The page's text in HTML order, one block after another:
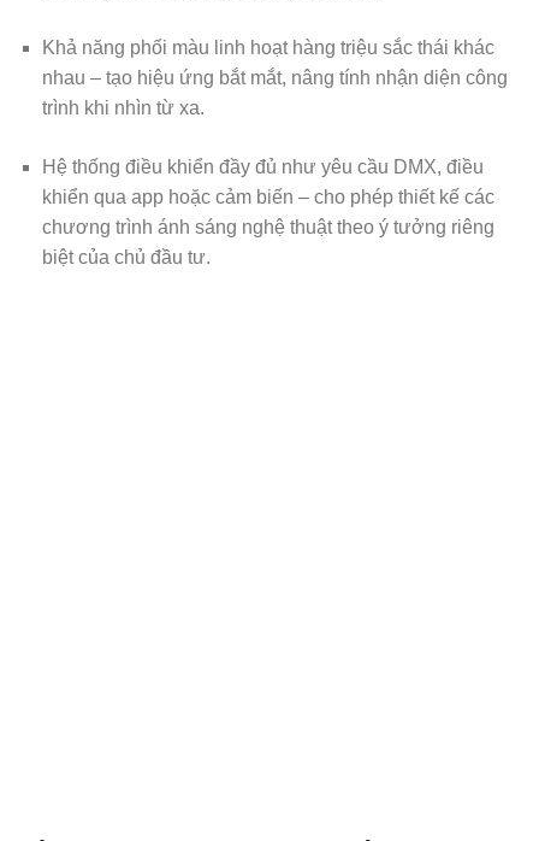
Khả năng phối màu linh hoạt hàng triệu sắc thái khác
nhau – tạo hiệu ứng bắt mắt, nâng tính nhận diện công
trình khi nhìn từ xa.
Hệ thống điều khiển đầy đủ như yêu cầu DMX, điều
khiển qua app hoặc cảm biến – cho phép thiết kế các
chương trình ánh sáng nghệ thuật theo ý tưởng riêng
biệt của chủ đầu tư.